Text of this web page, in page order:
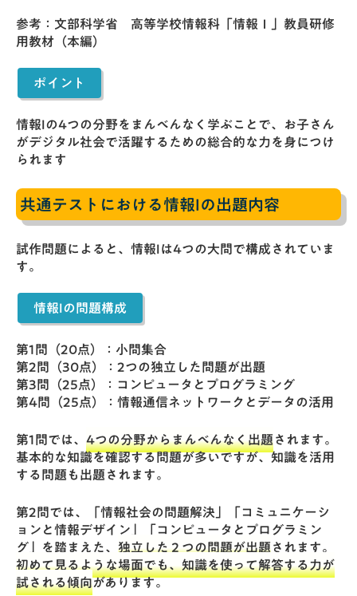
参考： 文部科学省 高等学校情報科「情報Ⅰ」教員研修
用教材（本編）
ポイント
情報Iの4つの分野をまんべんなく学ぶことで、お子さん
がデジタル社会で活躍するための総合的な力を身につけ
られます
共通テストにおける情報Iの出題内容
試作問題によると、情報Iは4つの大問で構成されていま
す。
情報Iの問題構成
第1問（20点）：小問集合
第2問（30点）：2つの独立した問題が出題
第3問（25点）：コンピュータとプログラミング
第4問（25点）：情報通信ネットワークとデータの活用
第1問では、 4つの分野からまんべんなく出題されます。
基本的な知識を確認する問題が多いですが、知識を活用
する問題も出題されます。
第2問では、「情報社会の問題解決」「コミュニケーシ
ョンと情報デザイン」「コンピュータとプログラミン
グ」を踏まえた、 独立した２つの問題が出題されます。
初めて見るような場面でも、知識を使って解答する力が
試される傾向があります。